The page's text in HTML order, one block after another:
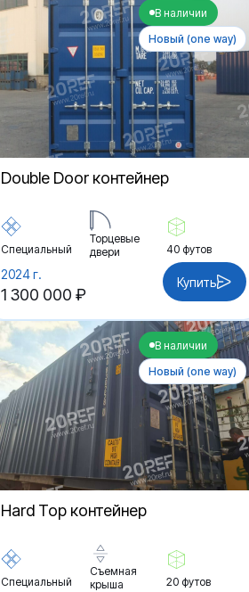
В наличии
Новый (one way)
Double Door контейнер
Специальный
Торцевые
двери
40 футов
2024 г.
1 300 000 ₽
Купить
В наличии
Новый (one way)
Hard Top контейнер
Специальный
Съемная
крыша
20 футов